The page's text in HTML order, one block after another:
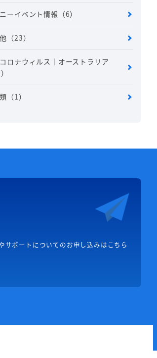
ーイベント情報 （6）
（23）
ロナウィルス｜オーストラリア
（1）
サポートについてのお申し込みはこちら